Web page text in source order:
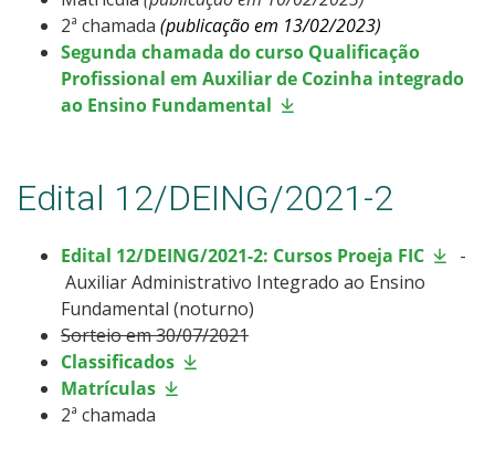
2ª chamada (publicação em 13/02/2023)
Segunda chamada do curso Qualificação
Profissional em Auxiliar de Cozinha integrado
ao Ensino Fundamental
Edital 12/DEING/2021-2
Edital 12/DEING/2021-2: Cursos Proeja FIC
-
Auxiliar Administrativo Integrado ao Ensino
Fundamental (noturno)
Sorteio em 30/07/2021
Classificados
Matrículas
2ª chamada